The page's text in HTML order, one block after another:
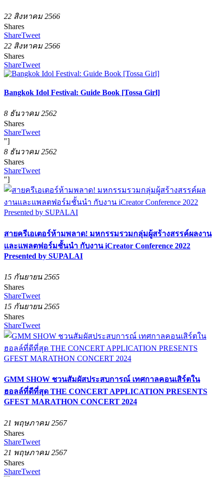
22 สิงหาคม 2566
Shares
ShareTweet
22 สิงหาคม 2566
Shares
ShareTweet
Bangkok Idol Festival: Guide Book [Tossa Girl]
8 ธันวาคม 2562
Shares
ShareTweet
"]
8 ธันวาคม 2562
Shares
ShareTweet
"]
สายครีเอเตอร์ห้ามพลาด! มหกรรมรวมกลุ่มผู้สร้างสรรค์ผลงาน
และแพลตฟอร์มชั้นนำ กับงาน iCreator Conference 2022
Presented by SUPALAI
15 กันยายน 2565
Shares
ShareTweet
15 กันยายน 2565
Shares
ShareTweet
GMM SHOW ชวนสัมผัสประสบการณ์ เทศกาลคอนเสิร์ตใน
ฮอลล์ที่ดีที่สุด THE CONCERT APPLICATION PRESENTS
GFEST MARATHON CONCERT 2024
21 พฤษภาคม 2567
Shares
ShareTweet
21 พฤษภาคม 2567
Shares
ShareTweet